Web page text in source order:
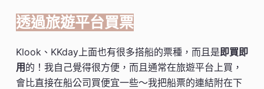
透過旅遊平台買票
Klook、KKday上面也有很多搭船的票種，而且是即買即
用的！我自己覺得很方便，而且通常在旅遊平台上買，
會比直接在船公司買便宜一些～我把船票的連結附在下